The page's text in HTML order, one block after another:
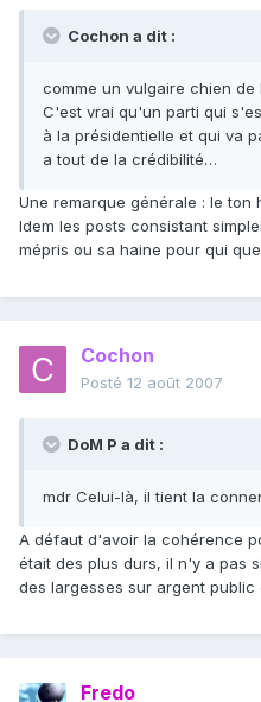
Cochon a dit :
comme un vulgaire chien de
C'est vrai qu'un parti qui
à la présidentielle et qui va
a tout de la crédibilité…
Une remarque générale : le ton
Idem les posts consistant
mépris ou sa haine pour qui
Cochon
Posté 12 août 2007
DoM P a dit :
mdr Celui-là, il tient la
A défaut d'avoir la cohérence
était des plus durs, il n'y a pas
des largesses sur argent public
Fredo